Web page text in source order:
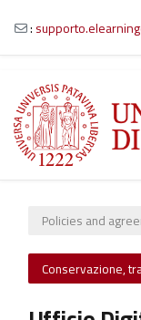
Skip to main content
:
Policies and
Conservazione,